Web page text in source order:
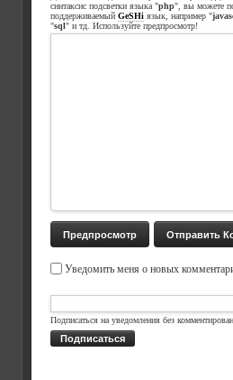
синтаксис подсветки языка "php", вы можете
поддерживаемый GeSHi язык, например "
"sql" и тд. Используйте предпросмотр!
Уведомить меня о новых
Подписаться на уведомления без
Подписаться